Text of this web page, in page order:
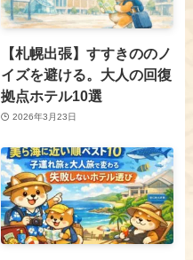
【札幌出張】すすきののノ
イズを避ける。大人の回復
拠点ホテル10選
2026年3月23日